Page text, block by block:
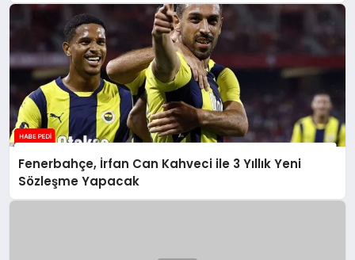
Fenerbahçe, İrfan Can Kahveci ile 3 Yıllık Yeni
Sözleşme Yapacak